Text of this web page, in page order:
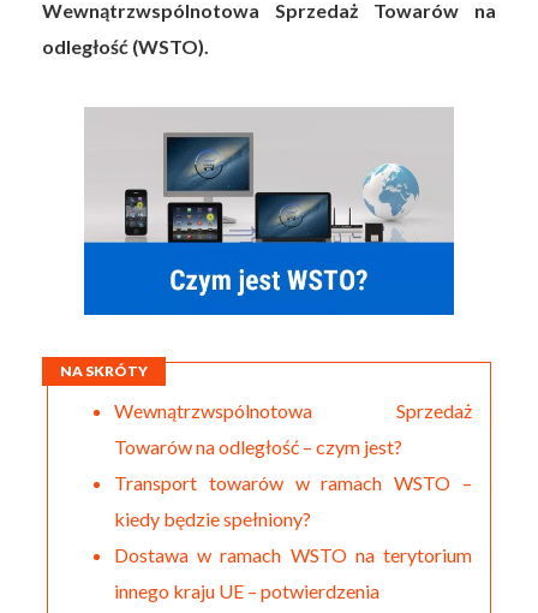
Wewnątrzwspólnotowa Sprzedaż Towarów na
odległość (WSTO).
NA SKRÓTY
Wewnątrzwspólnotowa Sprzedaż
Towarów na odległość – czym jest?
Transport towarów w ramach WSTO –
kiedy będzie spełniony?
Dostawa w ramach WSTO na terytorium
innego kraju UE – potwierdzenia